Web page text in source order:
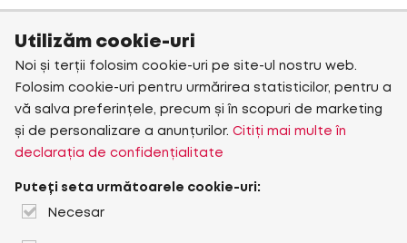
Utilizăm cookie-uri
Noi și terții folosim cookie-uri pe site-ul nostru web.
Folosim cookie-uri pentru urmărirea statisticilor, pentru a
vă salva preferințele, precum și în scopuri de marketing
și de personalizare a anunțurilor. Citiți mai multe în
declarația de confidențialitate
Puteți seta următoarele cookie-uri:
Necesar